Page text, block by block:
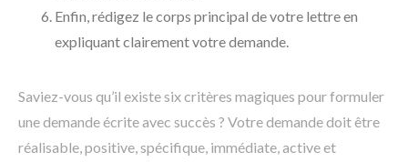
Enfin, rédigez le corps principal de votre lettre en
expliquant clairement votre demande.
Saviez-vous qu’il existe six critères magiques pour formuler
une demande écrite avec succès ? Votre demande doit être
réalisable, positive, spécifique, immédiate, active et